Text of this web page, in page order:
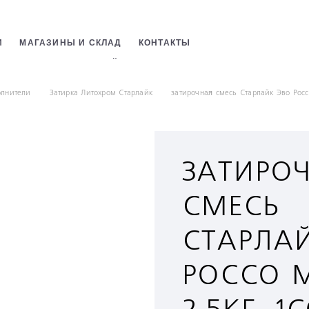
МАГАЗИНЫ И СКЛАД КОНТАКТЫ
Затирка Литохром Старлайк затирочная смесь Старлайк Эво
СМЕСЬ
РОССО